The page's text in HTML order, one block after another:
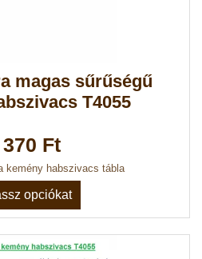
magas sűrűségű
T4055
Ft
kemény habszivacs tábla
opciókat